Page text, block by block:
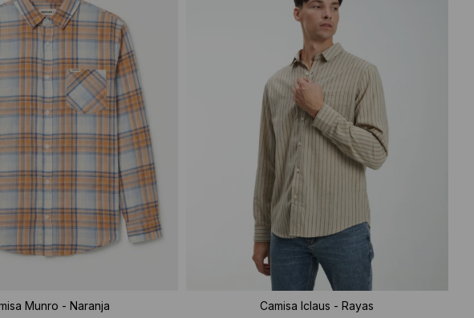
Munro - Naranja Camisa Iclaus - Rayas